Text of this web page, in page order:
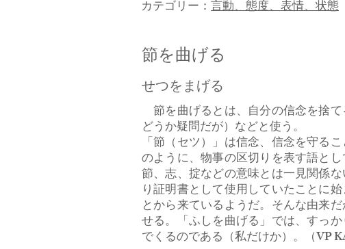
カテゴリー： 言動、態度、表情、状態
節を曲げる
せつをまげる
節を曲げるとは、自分の信念を捨
どうか疑問だが）などと使う。
「節（セツ）」は信念、信念を守る
のように、物事の区切りを表す語と
節、志、掟などの意味とは一見関係
り証明書として使用していたことに
とから来ているようだ。そんな由来
せる。「ふしを曲げる」では、すっ
でくるのである（私だけか）。（VP